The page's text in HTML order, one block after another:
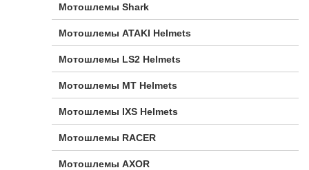
Мотошлемы Shark
Мотошлемы ATAKI Helmets
Мотошлемы LS2 Helmets
Мотошлемы MT Helmets
Мотошлемы IXS Helmets
Мотошлемы RACER
Мотошлемы AXOR